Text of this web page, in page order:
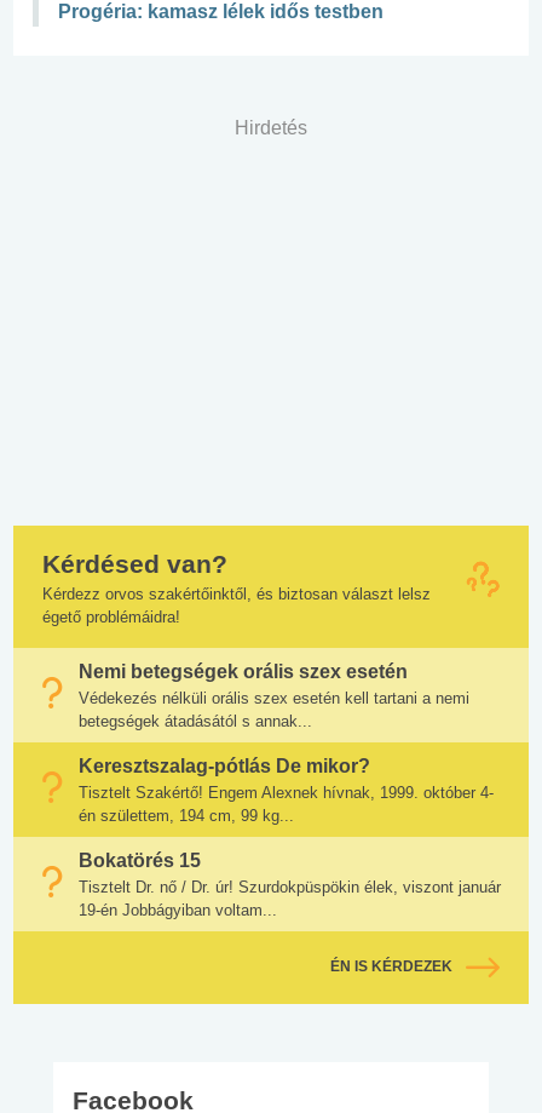
Progéria: kamasz lélek idős testben
Hirdetés
Kérdésed van?
Kérdezz orvos szakértőinktől, és biztosan választ lelsz
égető problémáidra!
Nemi betegségek orális szex esetén
Védekezés nélküli orális szex esetén kell tartani a nemi
betegségek átadásától s annak...
Keresztszalag-pótlás De mikor?
Tisztelt Szakértő! Engem Alexnek hívnak, 1999. október 4-
én születtem, 194 cm, 99 kg...
Bokatörés 15
Tisztelt Dr. nő / Dr. úr! Szurdokpüspökin élek, viszont január
19-én Jobbágyiban voltam...
ÉN IS KÉRDEZEK
Facebook